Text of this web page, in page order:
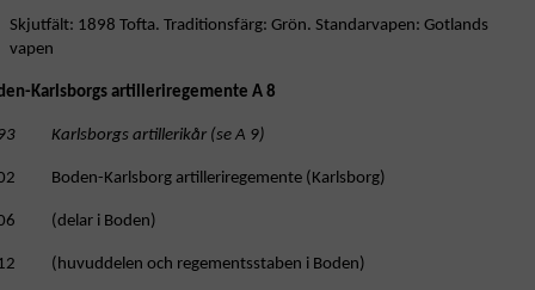
Skjutfält: 1898 Tofta. Traditionsfärg: Grön. Standarvapen: Gotlands
vapen
Karlsborgs artilleriregemente A 8
Karlsborgs artillerikår (se A 9)
Boden-Karlsborg artilleriregemente (Karlsborg)
(delar i Boden)
(huvuddelen och regementsstaben i Boden)